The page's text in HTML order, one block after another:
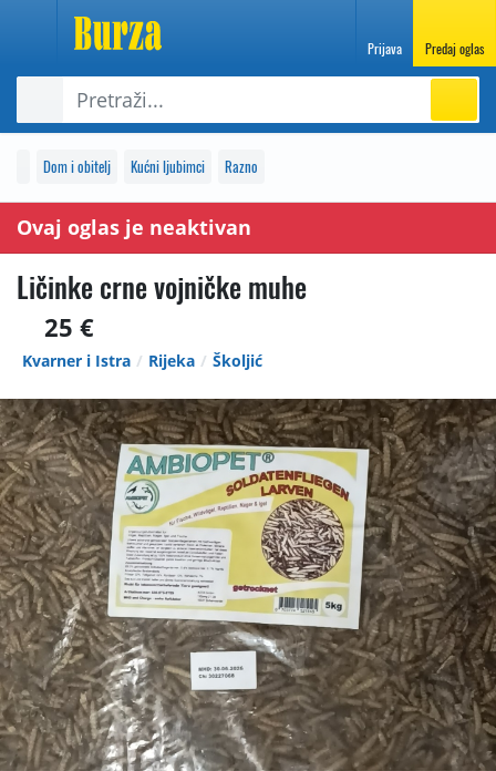
Prijava Predaj oglas
Dom i obitelj Kućni ljubimci Razno
Ovaj oglas je neaktivan
Ličinke crne vojničke muhe
25 €
Kvarner i Istra Rijeka Školjić